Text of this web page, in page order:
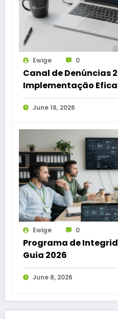
Ewige 0
Canal de Denúncias
Implementação
June 16, 2026
Ewige 0
Programa de
Guia 2026
June 8, 2026